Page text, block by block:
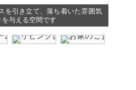
を引き立て、落ち着いた雰囲気
与える空間です